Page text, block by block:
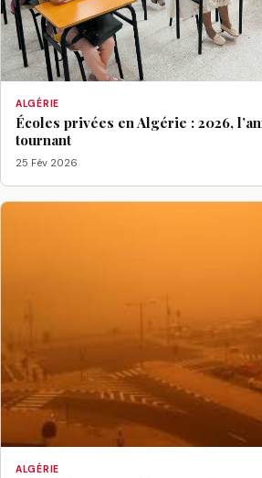
ALGÉRIE
Écoles privées en Algérie : 2026,
tournant
25 Fév 2026
ALGÉRIE